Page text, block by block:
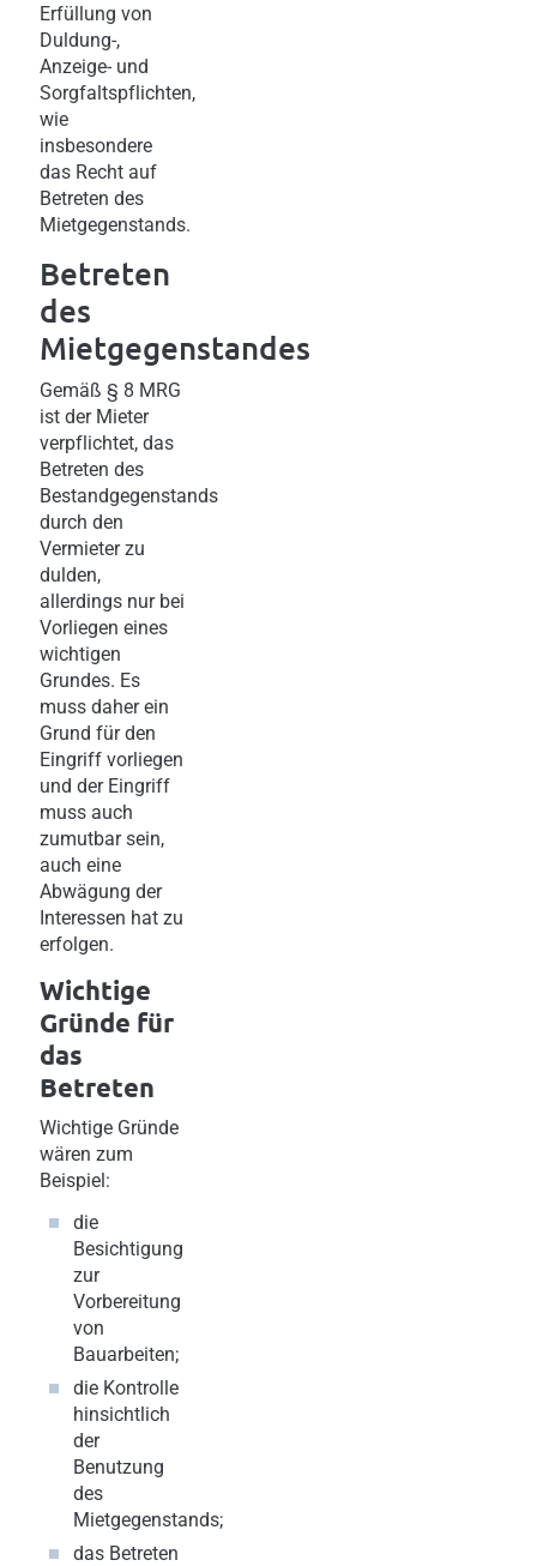
Erfüllung von
Duldung-,
Anzeige- und
Sorgfaltspflichten,
wie
insbesondere
das Recht auf
Betreten des
Mietgegenstands.
Betreten
des
Mietgegenstandes
Gemäß § 8 MRG
ist der Mieter
verpflichtet, das
Betreten des
Bestandgegenstands
durch den
Vermieter zu
dulden,
allerdings nur bei
Vorliegen eines
wichtigen
Grundes. Es
muss daher ein
Grund für den
Eingriff vorliegen
und der Eingriff
muss auch
zumutbar sein,
auch eine
Abwägung der
Interessen hat zu
erfolgen.
Wichtige
Gründe für
das
Betreten
Wichtige Gründe
wären zum
Beispiel:
die
Besichtigung
zur
Vorbereitung
von
Bauarbeiten;
die Kontrolle
hinsichtlich
der
Benutzung
des
Mietgegenstands;
das Betreten